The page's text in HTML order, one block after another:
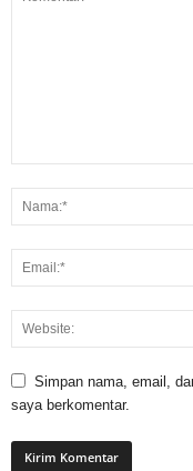
Simpan nama, email,
saya berkomentar.